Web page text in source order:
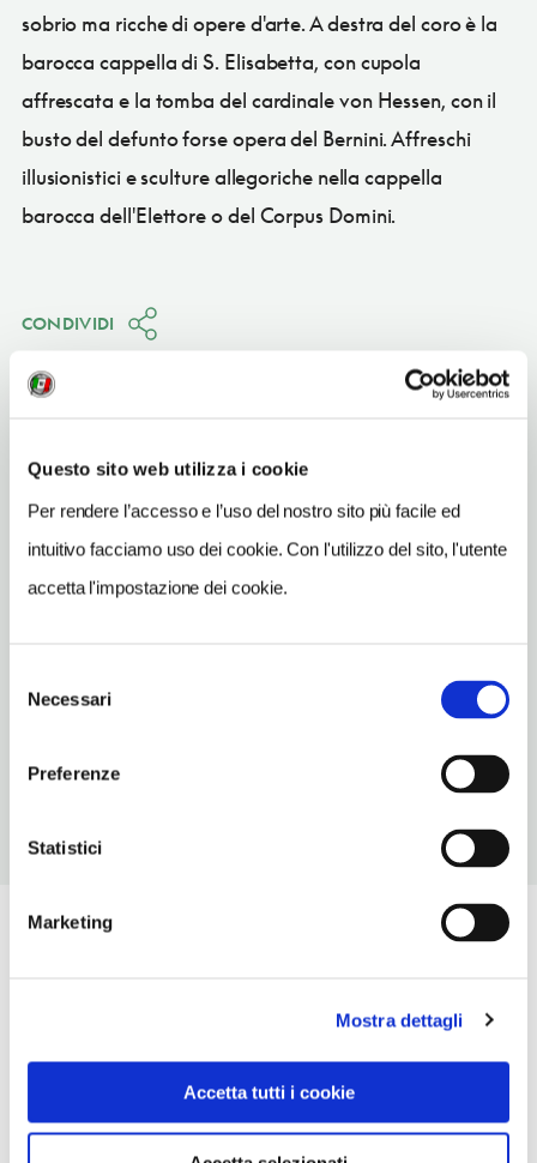
Questo sito web utilizza i cookie
Per rendere l’accesso e l’uso del nostro sito più facile ed
intuitivo facciamo uso dei cookie. Con l'utilizzo del sito, l'utente
accetta l'impostazione dei cookie.
delNecessari
Preferenze
Statistici
Marketing
Mostra dettagli
Accetta tutti i cookie
sobrio ma ricche di opere d'arte. A destra del coro è la
barocca cappella di S. Elisabetta, con cupola
affrescata e la tomba del cardinale von Hessen, con il
busto del defunto forse opera del Bernini. Affreschi
illusionistici e sculture allegoriche nella cappella
barocca dell'Elettore o del Corpus Domini.
CONDIVIDI
Wrocław (Breslavia)
Vedi su Google Maps